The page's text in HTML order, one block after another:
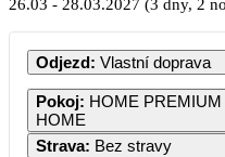
PO ÚT ST
1 2 3
8 9
26.03 - 28.03.2027 (3 dny, 2
Odjezd: Vlastní doprava
Pokoj: HOME
HOME
Strava: Bez stravy